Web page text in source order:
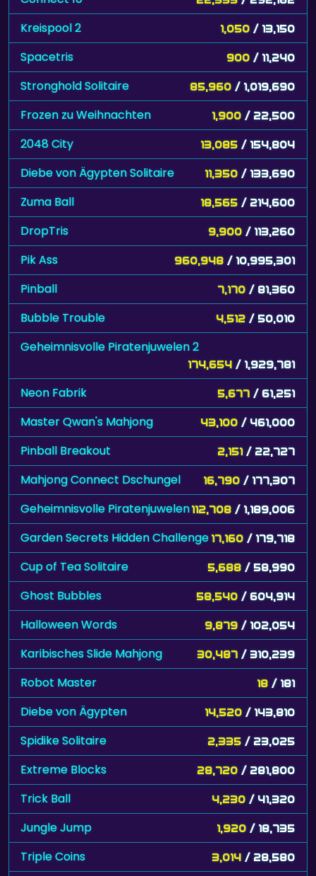
Kreispool 2 1,050 / 13,150
Spacetris 900 / 11,240
Stronghold Solitaire 85,960 / 1,019,690
Frozen zu Weihnachten 1,900 / 22,500
2048 City 13,085 / 154,804
Diebe von Ägypten Solitaire 11,350 / 133,690
Zuma Ball 18,565 / 214,600
DropTris 9,900 / 113,260
Pik Ass 960,948 / 10,995,301
Pinball 7,170 / 81,360
Bubble Trouble 4,512 / 50,010
Geheimnisvolle Piratenjuwelen 2
174,654 / 1,929,781
Neon Fabrik 5,677 / 61,251
Master Qwan's Mahjong 43,100 / 461,000
Pinball Breakout 2,151 / 22,727
Mahjong Connect Dschungel 16,790 / 177,307
Geheimnisvolle Piratenjuwelen112,708 / 1,189,006
Garden Secrets Hidden Challenge 17,160 / 179,718
Cup of Tea Solitaire 5,688 / 58,990
Ghost Bubbles 58,540 / 604,914
Halloween Words 9,879 / 102,054
Karibisches Slide Mahjong 30,487 / 310,239
Robot Master 18 / 181
Diebe von Ägypten 14,520 / 143,810
Spidike Solitaire 2,335 / 23,025
Extreme Blocks 28,720 / 281,800
Trick Ball 4,230 / 41,320
Jungle Jump 1,920 / 18,735
Triple Coins 3,014 / 28,580